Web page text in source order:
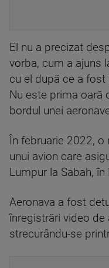
El nu a precizat
vorba, cum a ajuns
cu el după ce a fost
Nu este prima oară
bordul unei
În februarie 2022,
unui avion care
Lumpur la Sabah, în
Aeronava a fost
înregistrări video de
strecurându-se